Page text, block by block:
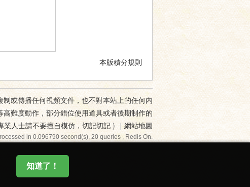
本版積分規則
知道了！
或傳播任何視頻文件，也不對本站上的任何内
難度動作，部分錯位使用道具或者後期制作的
人士請不要擅自模仿，切記切記 ) | 網站地圖
in 0.096790 second(s), 20 queries , Redis On.